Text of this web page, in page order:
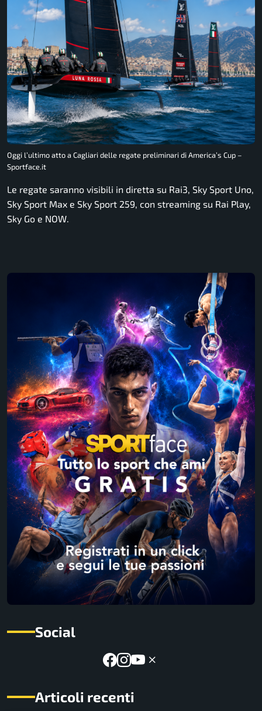
Oggi l’ultimo atto a Cagliari delle regate preliminari di America’s Cup –
Sportface.it
Le regate saranno visibili in diretta su Rai3, Sky Sport Uno,
Sky Sport Max e Sky Sport 259, con streaming su Rai Play,
Sky Go e NOW.
Social
Articoli recenti